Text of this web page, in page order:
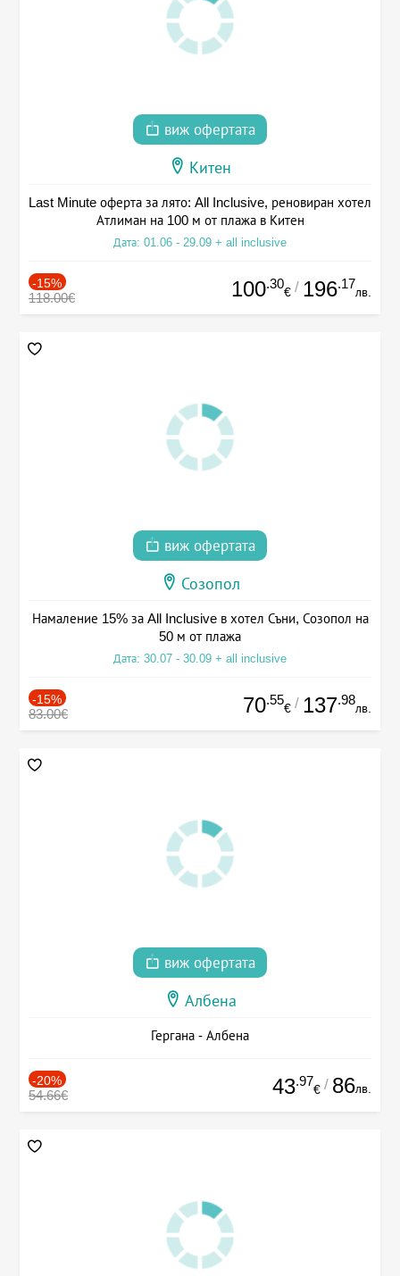
виж офертата
Китен
Last Minute оферта за лято: All Inclusive, реновиран хотел
Атлиман на 100 м от плажа в Китен
Дата: 01.06 - 29.09 + all inclusive
-15%
118.00€ 100.30
€ / 196.17
лв.
виж офертата
Созопол
Намаление 15% за All Inclusive в хотел Съни, Созопол на
50 м от плажа
Дата: 30.07 - 30.09 + all inclusive
-15%
83.00€ 70.55
€ / 137.98
лв.
виж офертата
Албена
Гергана - Албена
-20%
54.66€ 43.97
€ / 86лв.